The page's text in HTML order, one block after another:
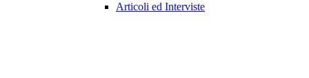
Articoli ed Interviste